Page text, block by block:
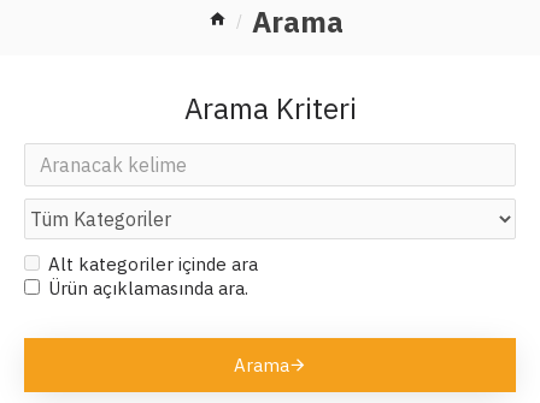
Arama
Arama Kriteri
Alt kategoriler içinde ara
Ürün açıklamasında ara.
Arama